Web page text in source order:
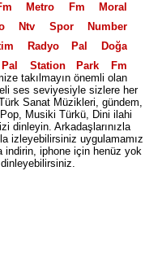
Metro Fm
Moral
Ntv Spor
Number
Radyo
Pal Doğa
Pal Station
Park Fm
Love Fm
Power
Radio Fg
Radyo
35 Radyo 4
Radyo
Akdeniz
Radyo
Radyo Banko
takılmayın önemli olan
ses seviyesiyle sizlere her
Sanat Müzikleri, gündem,
Musiki Türkü, Dini ilahi
dinleyin. Arkadaşlarınızla
izleyebilirsiniz uygulamamız
indirin, iphone için henüz yok